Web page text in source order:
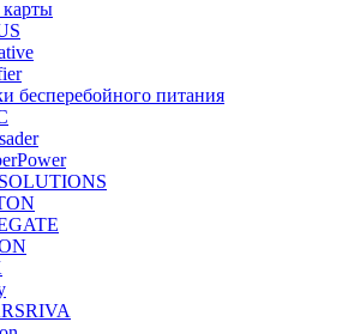
карты
бесперебойного питания